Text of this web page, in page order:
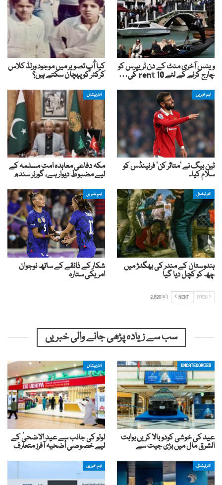
وینس آخری منٹ کے دن ٹریپرس کو
چارج کرنے کے لئے rent 10 کی…
کیا آُپ تصویر میں موجود ورلڈ کلاس
کرکٹر کو پہچان سکتے ہیں؟
اہم خبریں
ٹین ہیگ نے ‘متاثر کن’ فرنینڈس کو
سلام کیا۔
انٹرنیشنل
مکہ دفاعی معاہدہ امت مسلمہ کے
لیے مضبوط دیوار ہے، گورنر سندھ
انٹرنیشنل
ہندوستان کے مندر کی بھگدڑ میں
چھ کو کچل دیا گیا
اہم خبریں
شکار کے ذائقے کے ساتھ نوجوان
امریکی ستارہ
NEXT 1 کا 2,826
سب سے زیادہ پڑھی جانے والی خبریں
UNCATEGORIZED
عید کی خوشی کودوبالا کریں بوابت
الشرق مال میں بڑی جیت سے
انٹرنیشنل
لولو کی جانب سے عید الاضحیٰ کے
لیے خصوصی اُضحیہ آفرز متعارف
انٹرنیشنل اہم خبریں